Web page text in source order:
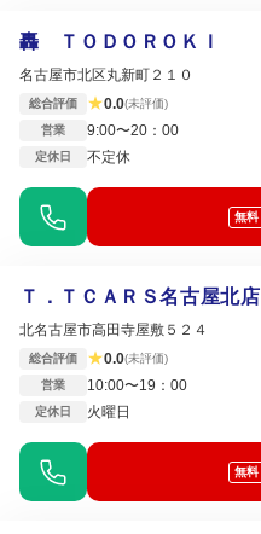
轟 ＴＯＤＯＲＯＫＩ
名古屋市北区丸新町２１０
総合評価 ★0.0(未評価)
営業
9:00〜20：00
定休日 不定休
無料
Ｔ．ＴＣＡＲＳ名古屋北店
北名古屋市高田寺屋敷５２４
総合評価 ★0.0(未評価)
営業
10:00〜19：00
定休日 火曜日
無料